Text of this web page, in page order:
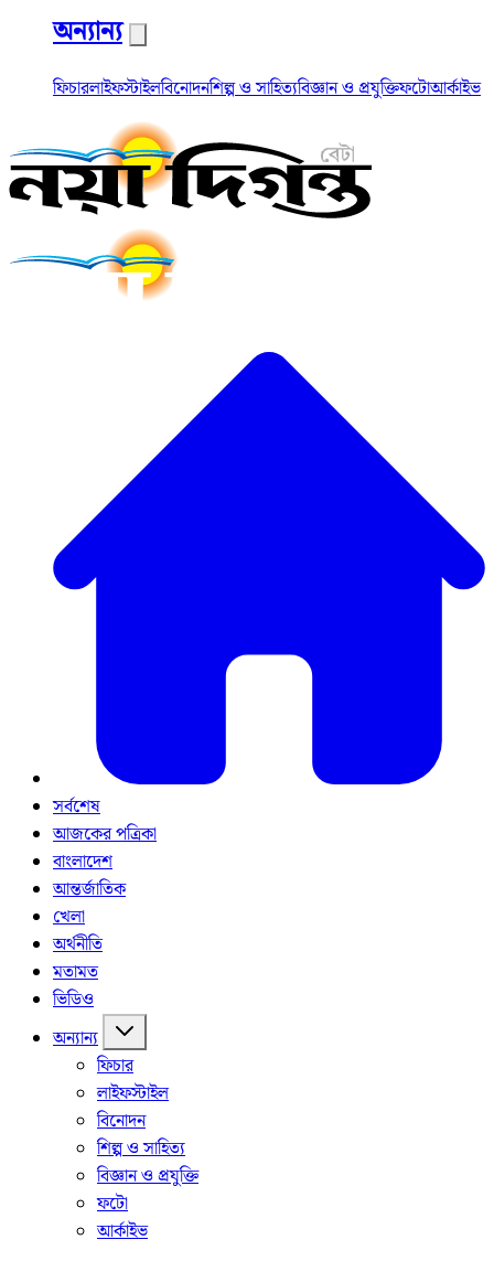
অন্যান্য
ফিচারলাইফস্টাইলবিনোদনশিল্প ও সাহিত্যবিজ্ঞান ও প্রযুক্তিফটোআর্কাইভ
সর্বশেষ
আজকের পত্রিকা
বাংলাদেশ
আন্তর্জাতিক
খেলা
অর্থনীতি
মতামত
ভিডিও
অন্যান্য
ফিচার
লাইফস্টাইল
বিনোদন
শিল্প ও সাহিত্য
বিজ্ঞান ও প্রযুক্তি
ফটো
আর্কাইভ